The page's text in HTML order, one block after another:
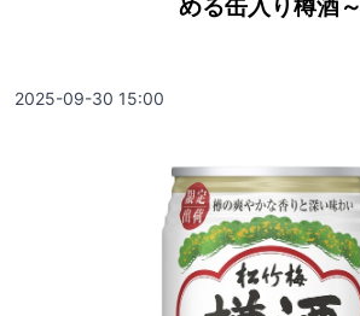
める缶入り樽酒～
2025-09-30 15:00